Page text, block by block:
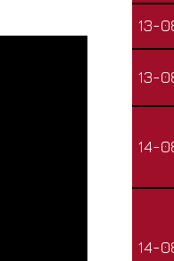
13-
13-
14-
14-